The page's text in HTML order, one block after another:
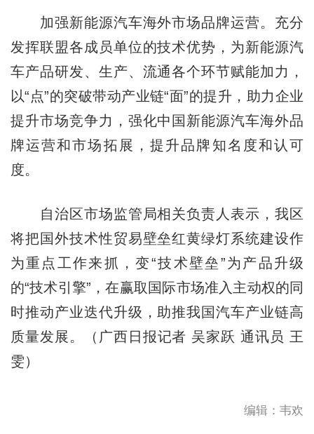
加强新能源汽车海外市场品牌运营。充分
发挥联盟各成员单位的技术优势，为新能源汽
车产品研发、生产、流通各个环节赋能加力，
以“点”的突破带动产业链“面”的提升，助力企业
提升市场竞争力，强化中国新能源汽车海外品
牌运营和市场拓展，提升品牌知名度和认可
度。
自治区市场监管局相关负责人表示，我区
将把国外技术性贸易壁垒红黄绿灯系统建设作
为重点工作来抓，变“技术壁垒”为产品升级
的“技术引擎”，在赢取国际市场准入主动权的同
时推动产业迭代升级，助推我国汽车产业链高
质量发展。（广西日报记者 吴家跃 通讯员 王
雯）
编辑：韦欢